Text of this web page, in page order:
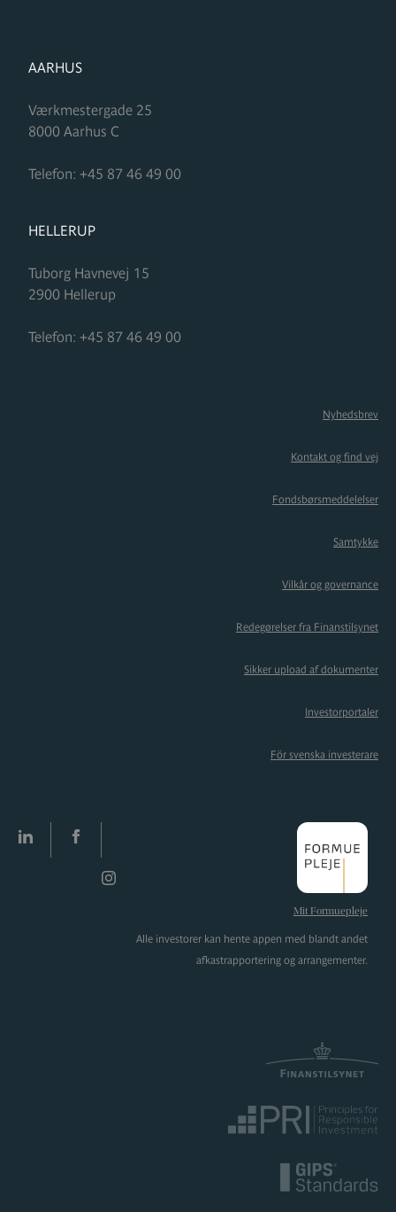
FORMUPLEJE
AARHUS
Værkmestergade 25
8000 Aarhus C
Telefon: +45 87 46 49 00
FORMUPLEJE
HELLERUP
Tuborg Havnevej 15
2900 Hellerup
Telefon: +45 87 46 49 00
Nyhedsbrev
Kontakt og find vej
Fondsbørsmeddelelser
Samtykke
Vilkår og governance
Redegørelser fra Finanstilsynet
Sikker upload af dokumenter
Investorportaler
För svenska investerare
Mit Formuepleje
Alle investorer kan hente appen med blandt andet
afkastrapportering og arrangementer.